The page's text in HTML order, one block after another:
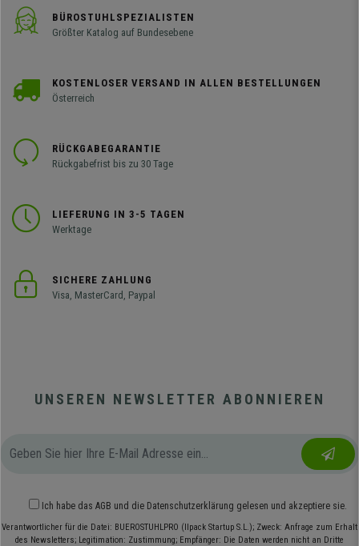
BÜROSTUHLSPEZIALISTEN
Größter Katalog auf Bundesebene
KOSTENLOSER VERSAND IN ALLEN BESTELLUNGEN
Österreich
RÜCKGABEGARANTIE
Rückgabefrist bis zu 30 Tage
LIEFERUNG IN 3-5 TAGEN
Werktage
SICHERE ZAHLUNG
Visa, MasterCard, Paypal
UNSEREN NEWSLETTER ABONNIEREN
Ich habe das AGB und die Datenschutzerklärung gelesen und akzeptiere sie.
Verantwortlicher für die Datei: BUEROSTUHLPRO (Ilpack Startup S.L.); Zweck: Anfrage zum Erhalt
des Newsletters; Legitimation: Zustimmung; Empfänger: Die Daten werden nicht an Dritte